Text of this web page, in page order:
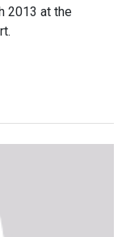
2013 at the